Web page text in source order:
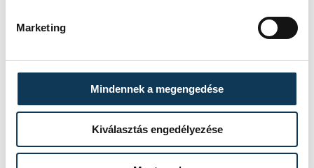
Marketing
Mindennek a megengedése
Kiválasztás engedélyezése
Rekordok Európában –
Magyarország a
legforróbb, Angliában
szárazság tombol
Rá sem ismerünk Európára,
kontinensszerte rekordokat dönt a